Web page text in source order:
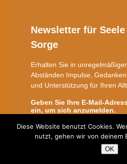
Diese Website benutzt Cookies.
nutzt, gehen wir von deinem
OK